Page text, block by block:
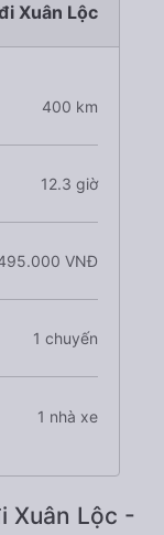
Xuân Lộc
400 km
12.3 giờ
VNĐ
1 chuyến
1 nhà xe
Xuân Lộc -